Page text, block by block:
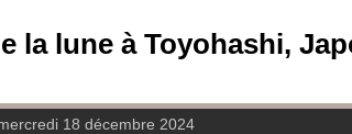
la lune à Toyohashi,
18 décembre 2024